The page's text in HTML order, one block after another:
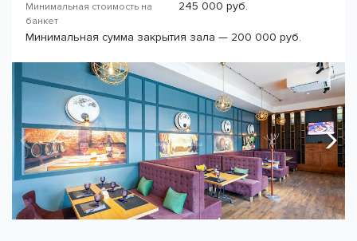
Минимальная стоимость на
банкет
245 000 руб.
Минимальная сумма закрытия зала — 200 000 руб.